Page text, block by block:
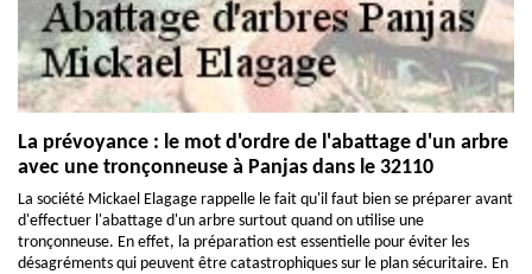
La prévoyance : le mot d'ordre de l'abattage d'un arbre
avec une tronçonneuse à Panjas dans le 32110
La société Mickael Elagage rappelle le fait qu'il faut bien se préparer avant
d'effectuer l'abattage d'un arbre surtout quand on utilise une
tronçonneuse. En effet, la préparation est essentielle pour éviter les
désagréments qui peuvent être catastrophiques sur le plan sécuritaire. En